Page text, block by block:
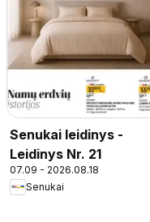
Senukai leidinys -
Leidinys Nr. 21
07.09 - 2026.08.18
Senukai